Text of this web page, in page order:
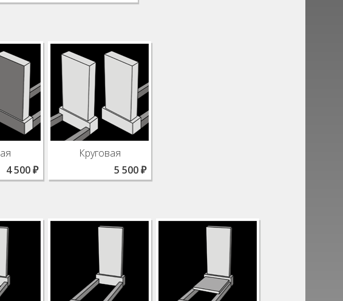
4 500 ₽
Круговая
5 500 ₽